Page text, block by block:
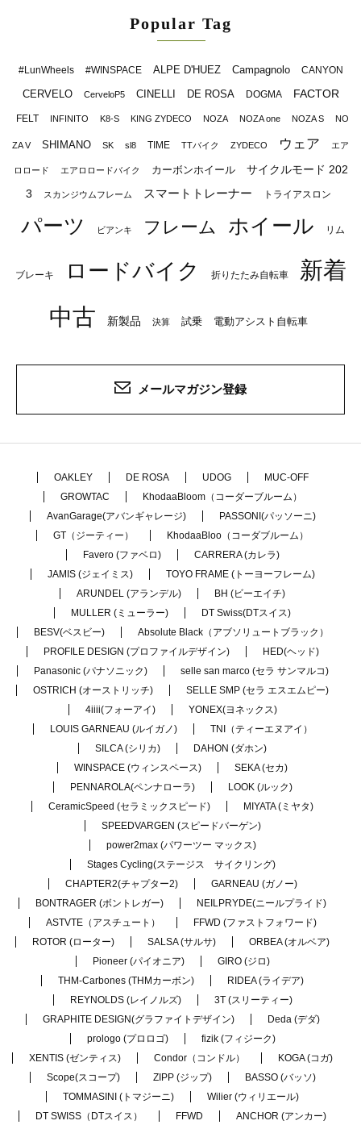
Popular Tag
#LunWheels #WINSPACE ALPE D'HUEZ Campagnolo CANYON
CERVELO CerveloP5 CINELLI DE ROSA DOGMA FACTOR
FELT INFINITO K8-S KING ZYDECO NOZA NOZA one NOZA S NO
ZA V SHIMANO SK sl8 TIME TTバイク ZYDECO ウェア エア
ロロード エアロロードバイク カーボンホイール
サイクルモード 202
3
スカンジウムフレーム スマートトレーナー トライアスロン
パーツ ビアンキ フレーム ホイール リム
ブレーキ ロードバイク 折りたたみ自転車
新着
中古
新製品 決算 試乗 電動アシスト自転車
メールマガジン登録
OAKLEY DE ROSA UDOG
MUC-OFF
GROWTAC
KhodaaBloom（コーダーブルーム）
AvanGarage(アバンギャレージ)
PASSONI(パッソーニ)
GT（ジーティー）
KhodaaBloo（コーダブルーム）
Favero (ファベロ)
CARRERA (カレラ)
JAMIS (ジェイミス)
TOYO FRAME (トーヨーフレーム)
ARUNDEL (アランデル)
BH (ビーエイチ)
MULLER (ミューラー)
DT Swiss(DTスイス)
BESV(ベスビー)
Absolute Black（アブソリュートブラック）
PROFILE DESIGN (プロファイルデザイン)
HED(ヘッド)
Panasonic (パナソニック)
selle san marco (セラ サンマルコ)
OSTRICH (オーストリッチ)
SELLE SMP (セラ エスエムピー)
4iiii(フォーアイ)
YONEX(ヨネックス)
LOUIS GARNEAU (ルイガノ)
TNI（ティーエヌアイ）
SILCA (シリカ)
DAHON (ダホン)
WINSPACE (ウィンスペース)
SEKA (セカ)
PENNAROLA(ペンナローラ)
LOOK (ルック)
CeramicSpeed (セラミックスピード)
MIYATA (ミヤタ)
SPEEDVARGEN (スピードバーゲン)
power2max (パワーツー マックス)
Stages Cycling(ステージス サイクリング)
CHAPTER2(チャプター2)
GARNEAU (ガノー)
BONTRAGER (ボントレガー)
NEILPRYDE(ニールプライド)
ASTVTE（アスチュート）
FFWD (ファストフォワード)
ROTOR (ローター)
SALSA (サルサ)
ORBEA (オルベア)
Pioneer (パイオニア)
GIRO (ジロ)
THM-Carbones (THMカーボン)
RIDEA (ライデア)
REYNOLDS (レイノルズ)
3T (スリーティー)
GRAPHITE DESIGN(グラファイトデザイン)
Deda (デダ)
prologo (プロロゴ)
fizik (フィジーク)
XENTIS (ゼンティス)
Condor（コンドル）
KOGA (コガ)
Scope(スコープ)
ZIPP (ジップ)
BASSO (バッソ)
TOMMASINI (トマジーニ)
Wilier (ウィリエール)
DT SWISS（DTスイス）
FFWD
ANCHOR (アンカー)